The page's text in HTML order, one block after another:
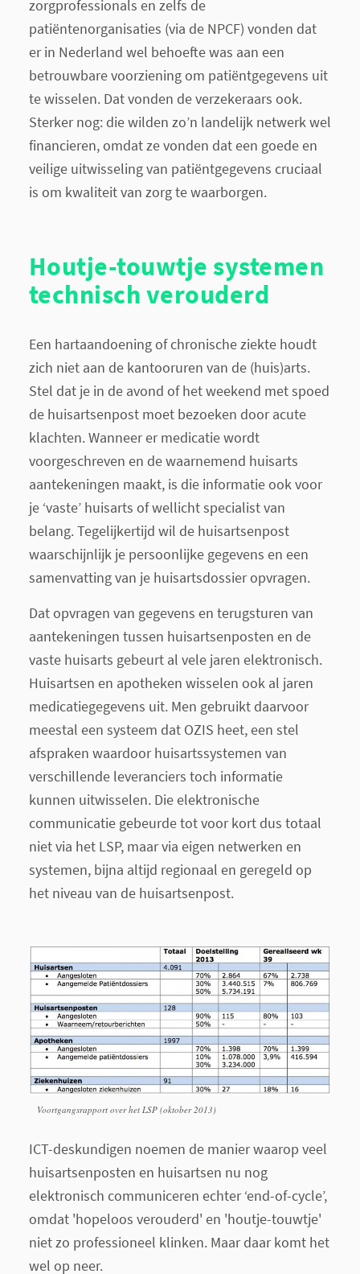
zorgprofessionals en zelfs de
patiëntenorganisaties (via de NPCF) vonden dat
er in Nederland wel behoefte was aan een
betrouwbare voorziening om patiëntgegevens uit
te wisselen. Dat vonden de verzekeraars ook.
Sterker nog: die wilden zo’n landelijk netwerk wel
financieren, omdat ze vonden dat een goede en
veilige uitwisseling van patiëntgegevens cruciaal
is om kwaliteit van zorg te waarborgen.
Houtje-touwtje systemen
technisch verouderd
Een hartaandoening of chronische ziekte houdt
zich niet aan de kantooruren van de (huis)arts.
Stel dat je in de avond of het weekend met spoed
de huisartsenpost moet bezoeken door acute
klachten. Wanneer er medicatie wordt
voorgeschreven en de waarnemend huisarts
aantekeningen maakt, is die informatie ook voor
je ‘vaste’ huisarts of wellicht specialist van
belang. Tegelijkertijd wil de huisartsenpost
waarschijnlijk je persoonlijke gegevens en een
samenvatting van je huisartsdossier opvragen.
Dat opvragen van gegevens en terugsturen van
aantekeningen tussen huisartsenposten en de
vaste huisarts gebeurt al vele jaren elektronisch.
Huisartsen en apotheken wisselen ook al jaren
medicatiegegevens uit. Men gebruikt daarvoor
meestal een systeem dat OZIS heet, een stel
afspraken waardoor huisartssystemen van
verschillende leveranciers toch informatie
kunnen uitwisselen. Die elektronische
communicatie gebeurde tot voor kort dus totaal
niet via het LSP, maar via eigen netwerken en
systemen, bijna altijd regionaal en geregeld op
het niveau van de huisartsenpost.
Voortgangsrapport over het LSP (oktober 2013)
ICT-deskundigen noemen de manier waarop veel
huisartsenposten en huisartsen nu nog
elektronisch communiceren echter ‘end-of-cycle’,
omdat 'hopeloos verouderd' en 'houtje-touwtje'
niet zo professioneel klinken. Maar daar komt het
wel op neer.